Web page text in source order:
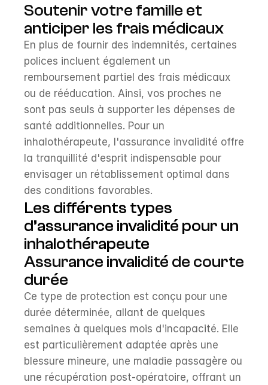
Soutenir votre famille et
anticiper les frais médicaux
En plus de fournir des indemnités, certaines
polices incluent également un
remboursement partiel des frais médicaux
ou de rééducation. Ainsi, vos proches ne
sont pas seuls à supporter les dépenses de
santé additionnelles. Pour un
inhalothérapeute, l'assurance invalidité offre
la tranquillité d'esprit indispensable pour
envisager un rétablissement optimal dans
des conditions favorables.
Les différents types
d’assurance invalidité pour un
inhalothérapeute
Assurance invalidité de courte
durée
Ce type de protection est conçu pour une
durée déterminée, allant de quelques
semaines à quelques mois d'incapacité. Elle
est particulièrement adaptée après une
blessure mineure, une maladie passagère ou
une récupération post-opératoire, offrant un